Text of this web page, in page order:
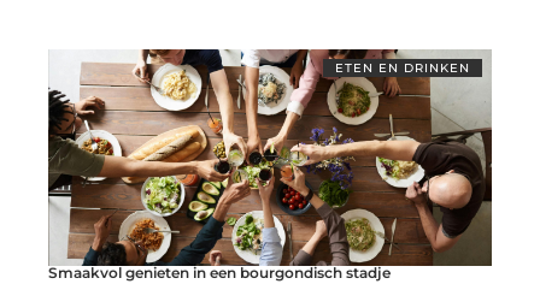
ETEN EN DRINKEN
Smaakvol genieten in een bourgondisch stadje